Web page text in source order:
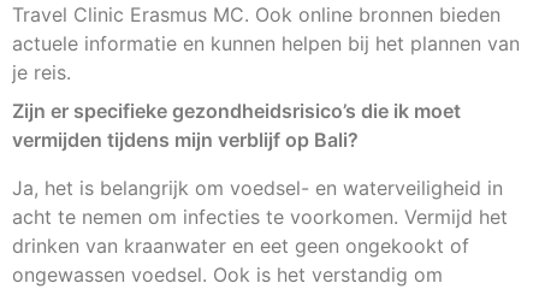
Travel Clinic Erasmus MC. Ook online bronnen bieden
actuele informatie en kunnen helpen bij het plannen van
je reis.
Zijn er specifieke gezondheidsrisico’s die ik moet
vermijden tijdens mijn verblijf op Bali?
Ja, het is belangrijk om voedsel- en waterveiligheid in
acht te nemen om infecties te voorkomen. Vermijd het
drinken van kraanwater en eet geen ongekookt of
ongewassen voedsel. Ook is het verstandig om